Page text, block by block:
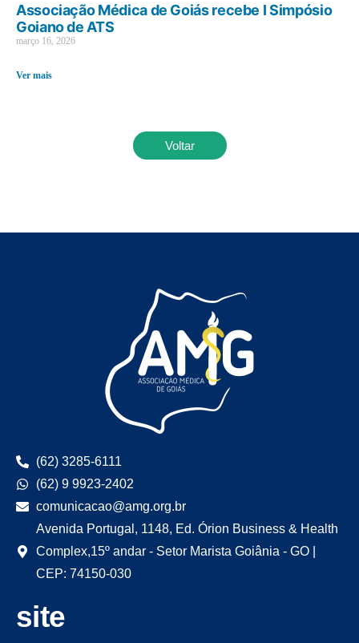
Associação Médica de Goiás recebe I Simpósio
Goiano de ATS
março 16, 2026
Ver mais
Voltar
(62) 3285-6111
(62) 9 9923-2402
comunicacao@amg.org.br
Avenida Portugal, 1148, Ed. Órion Business & Health
Complex,15º andar - Setor Marista Goiânia - GO |
CEP: 74150-030
site